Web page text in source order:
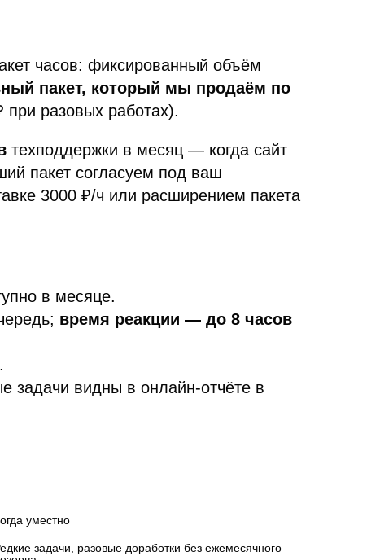
часов: фиксированный объём
пакет, который мы продаём по
при разовых работах).
техподдержки в месяц — когда сайт
пакет согласуем под ваш
3000 ₽/ч или расширением пакета
в месяце.
время реакции — до 8 часов
задачи видны в онлайн-отчёте в
уместно
задачи, разовые доработки без ежемесячного